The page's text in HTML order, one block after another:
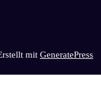
mit GeneratePress